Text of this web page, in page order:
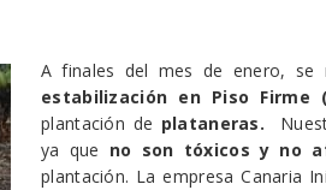
A finales del mes de enero, se
estabilización en Piso Firme
plantación de plataneras.
ya que no son tóxicos y no
plantación. La empresa Canaria